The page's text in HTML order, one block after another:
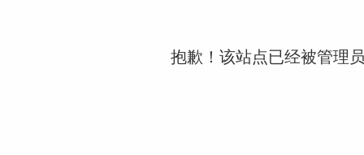
抱歉！该站点已经被管理